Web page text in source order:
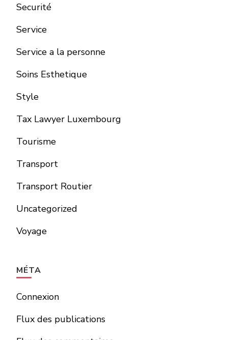
Securité
Service
Service a la personne
Soins Esthetique
Style
Tax Lawyer Luxembourg
Tourisme
Transport
Transport Routier
Uncategorized
Voyage
MÉTA
Connexion
Flux des publications